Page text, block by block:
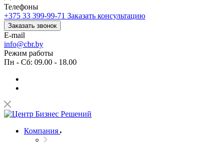
Телефоны
+375 33 399-99-71 Заказать консультацию
Заказать звонок
E-mail
info@cbr.by
Режим работы
Пн - Сб: 09.00 - 18.00
Компания